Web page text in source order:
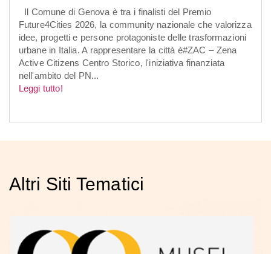
Il Comune di Genova è tra i finalisti del Premio
Future4Cities 2026, la community nazionale che valorizza
idee, progetti e persone protagoniste delle trasformazioni
urbane in Italia. A rappresentare la città è#ZAC – Zena
Active Citizens Centro Storico, l'iniziativa finanziata
nell'ambito del PN...
Leggi tutto!
Altri Siti Tematici